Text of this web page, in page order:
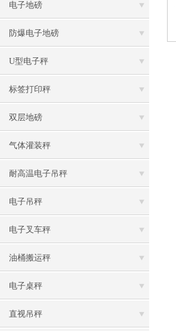
电子地磅
防爆电子地磅
U型电子秤
标签打印秤
双层地磅
气体灌装秤
耐高温电子吊秤
电子吊秤
电子叉车秤
油桶搬运秤
电子桌秤
直视吊秤